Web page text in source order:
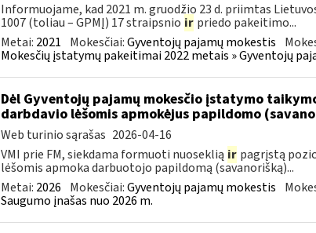
Informuojame, kad 2021 m. gruodžio 23 d. priimtas
1007 (toliau – GPMĮ) 17 straipsnio ir priedo pakeitimo...
Metai: 2021 Mokesčiai:Gyventojų pajamų mokestis
Mokesčių įstatymų pakeitimai 2022 metais » Gyventojų
Dėl Gyventojų pajamų mokesčio įstatymo
darbdavio lėšomis apmokėjus papildomo
Web turinio sąrašas 2026-04-16
VMI prie FM, siekdama formuoti nuoseklią ir pagrįstą
lėšomis apmoka darbuotojo papildomą (savanorišką)...
Metai: 2026 Mokesčiai:Gyventojų pajamų mokestis
Saugumo įnašas nuo 2026 m.